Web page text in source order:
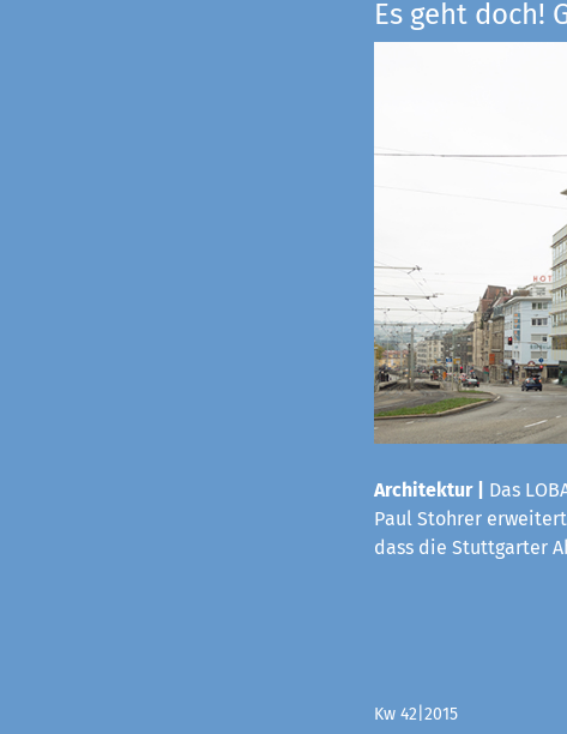
Es geht doch!
Architektur |
Das
Paul Stohrer
dass die Stuttgarter
Kw 42|2015